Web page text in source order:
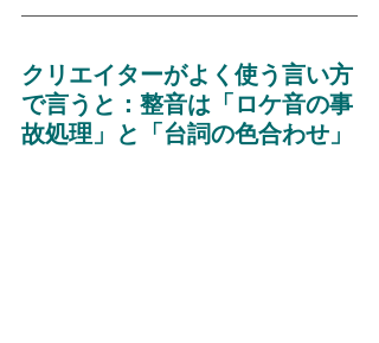
クリエイターがよく使う言い方
で言うと：整音は「ロケ音の事
故処理」と「台詞の色合わせ」